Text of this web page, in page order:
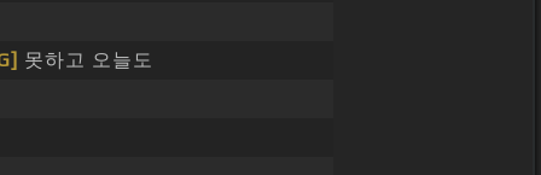
못하고 오늘도